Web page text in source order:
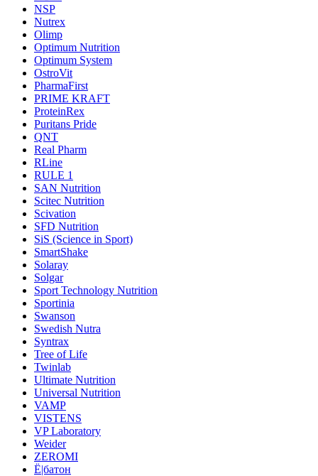
NSP
Nutrex
Olimp
Optimum Nutrition
Optimum System
OstroVit
PharmaFirst
PRIME KRAFT
ProteinRex
Puritans Pride
QNT
Real Pharm
RLine
RULE 1
SAN Nutrition
Scitec Nutrition
Scivation
SFD Nutrition
SiS (Science in Sport)
SmartShake
Solaray
Solgar
Sport Technology Nutrition
Sportinia
Swanson
Swedish Nutra
Syntrax
Tree of Life
Twinlab
Ultimate Nutrition
Universal Nutrition
VAMP
VISTENS
VP Laboratory
Weider
ZEROMI
Ё|батон